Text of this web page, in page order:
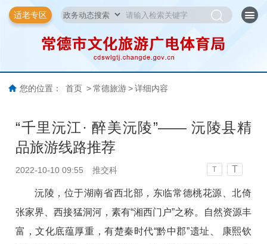
适老专区
您的位置： 首页 > 常德旅游 > 详细内容
“千里沅江· 醉美沅陵”—— 沅陵县精
品旅游线路推荐
2022-10-10 09:55 推交科 T T
沅陵，位于湖南省西北部，东临常德桃花源、北倚
张家界、西接猛洞河，素有“湘西门户”之称。自然资源丰
富，文化底蕴厚重，有楚秦时代“黔中郡”遗址、 康熙钦